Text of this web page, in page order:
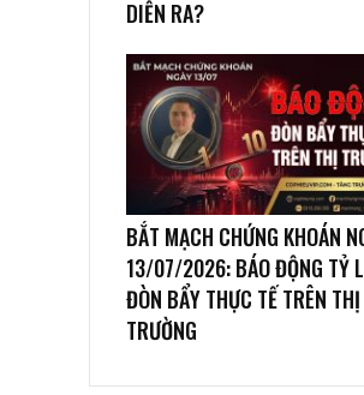
DIỄN RA?
BẮT MẠCH CHỨNG KHOÁN
13/07/2026: BÁO ĐỘNG TỶ
ĐÒN BẨY THỰC TẾ TRÊN THỊ
TRƯỜNG